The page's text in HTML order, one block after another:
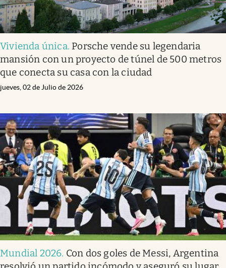
Vivienda única. Porsche vende su legendaria
mansión con un proyecto de túnel de 500 metros
que conecta su casa con la ciudad
jueves, 02 de Julio de 2026
Mundial 2026. Con dos goles de Messi, Argentina